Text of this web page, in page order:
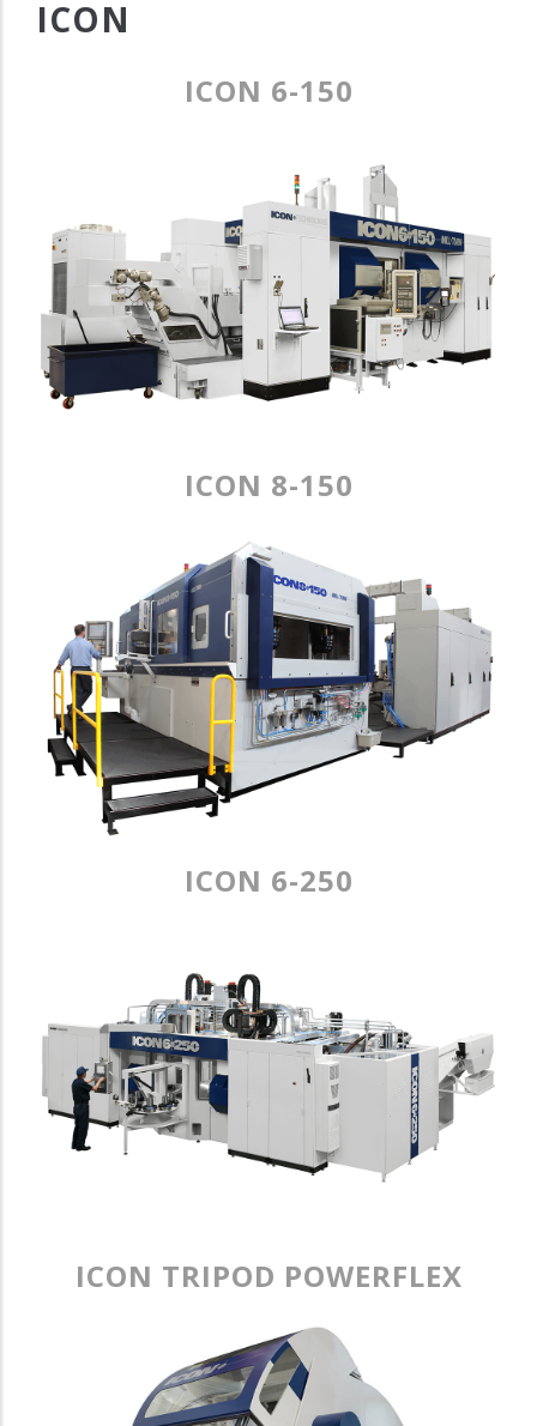
ICON
ICON 6-150
ICON 8-150
ICON 6-250
ICON TRIPOD POWERFLEX